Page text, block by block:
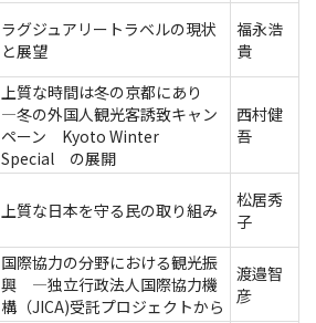
ラグジュアリートラベルの現状
と展望
福永浩
貴
上質な時間は冬の京都にあり
―冬の外国人観光客誘致キャン
ペーン Kyoto Winter
Special の展開
西村健
吾
上質な日本を守る民の取り組み
松居秀
子
国際協力の分野における観光振
興 ―独立行政法人国際協力機
構（JICA)受託プロジェクトから
渡邉智
彦